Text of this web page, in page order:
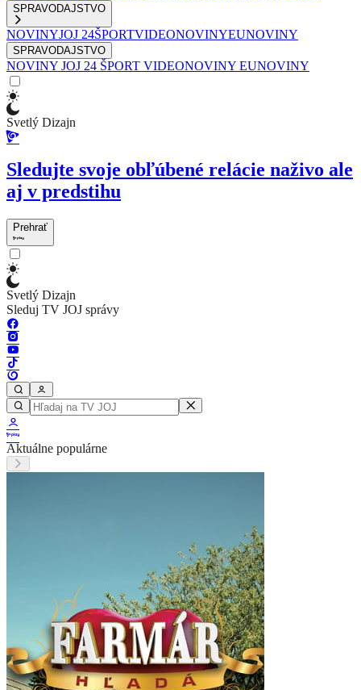
SPRAVODAJSTVO
NOVINYJOJ 24ŠPORTVIDEONOVINYEUNOVINY
SPRAVODAJSTVO
NOVINY JOJ 24 ŠPORT VIDEONOVINY EUNOVINY
Svetlý Dizajn
Sledujte svoje obľúbené relácie naživo ale
aj v predstihu
Prehrať
Svetlý Dizajn
Sleduj TV JOJ správy
Aktuálne populárne